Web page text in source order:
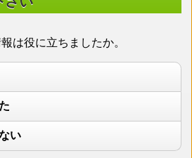
は役に立ちましたか。
い